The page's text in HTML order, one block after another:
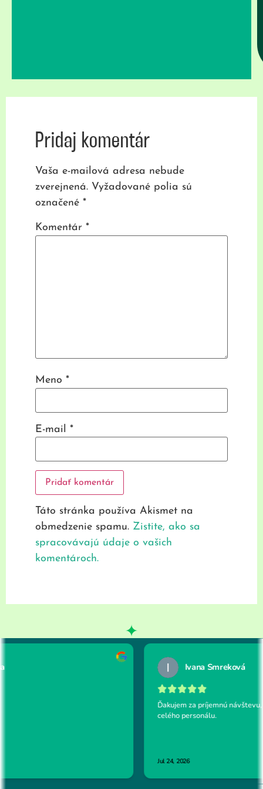
Pridaj komentár
Vaša e-mailová adresa nebude
zverejnená. Vyžadované polia sú
označené *
Komentár *
Meno *
E-mail *
Táto stránka používa Akismet na
obmedzenie spamu. Zistite, ako sa
spracovávajú údaje o vašich
komentároch.